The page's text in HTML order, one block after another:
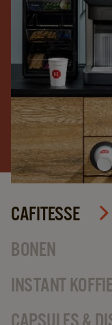
CAFITESSE
BONEN
INSTANT KOFFIE
CAPSULES &